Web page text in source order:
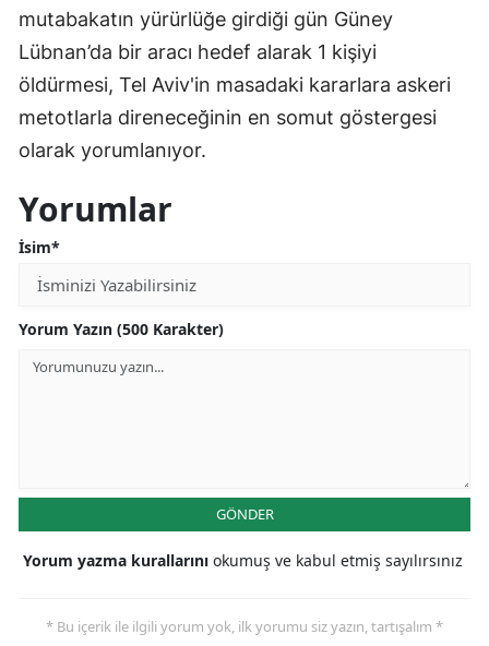
mutabakatın yürürlüğe girdiği gün Güney
Lübnan’da bir aracı hedef alarak 1 kişiyi
öldürmesi, Tel Aviv'in masadaki kararlara askeri
metotlarla direneceğinin en somut göstergesi
olarak yorumlanıyor.
Yorumlar
İsim*
Yorum Yazın (500 Karakter)
GÖNDER
Yorum yazma kurallarını okumuş ve kabul etmiş sayılırsınız
* Bu içerik ile ilgili yorum yok, ilk yorumu siz yazın, tartışalım *